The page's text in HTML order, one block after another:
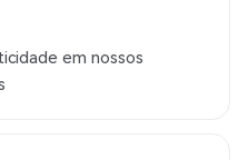
em nossos